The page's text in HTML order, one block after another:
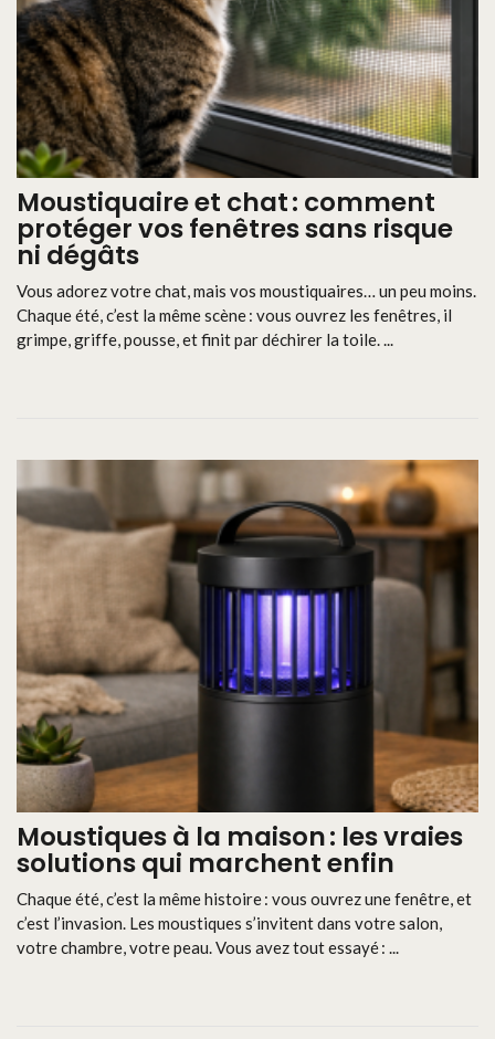
Moustiquaire et chat : comment
protéger vos fenêtres sans risque
ni dégâts
Vous adorez votre chat, mais vos moustiquaires… un peu moins.
Chaque été, c’est la même scène : vous ouvrez les fenêtres, il
grimpe, griffe, pousse, et finit par déchirer la toile. ...
Moustiques à la maison : les vraies
solutions qui marchent enfin
Chaque été, c’est la même histoire : vous ouvrez une fenêtre, et
c’est l’invasion. Les moustiques s’invitent dans votre salon,
votre chambre, votre peau. Vous avez tout essayé : ...